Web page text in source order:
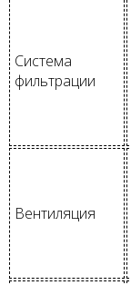
Система
фильтрации
Вентиляция